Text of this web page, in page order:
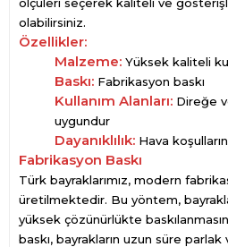
olabilirsiniz.
Özellikler:
Malzeme: Yüksek kaliteli
Baskı: Fabrikasyon baskı
Kullanım Alanları: Direğe
uygundur
Dayanıklılık: Hava
Fabrikasyon Baskı
Türk bayraklarımız, modern
üretilmektedir. Bu yöntem,
yüksek çözünürlükte
baskı, bayrakların uzun süre